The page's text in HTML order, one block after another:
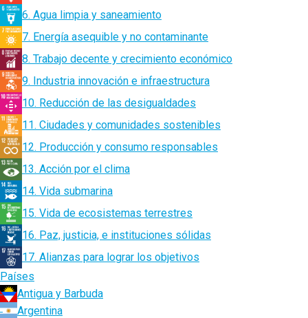
6. Agua limpia y saneamiento
7. Energía asequible y no contaminante
8. Trabajo decente y crecimiento económico
9. Industria innovación e infraestructura
10. Reducción de las desigualdades
11. Ciudades y comunidades sostenibles
12. Producción y consumo responsables
13. Acción por el clima
14. Vida submarina
15. Vida de ecosistemas terrestres
16. Paz, justicia, e instituciones sólidas
17. Alianzas para lograr los objetivos
Países
Antigua y Barbuda
Argentina